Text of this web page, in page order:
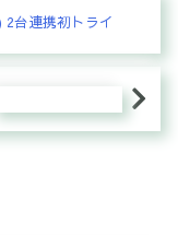
2台連携初トライ